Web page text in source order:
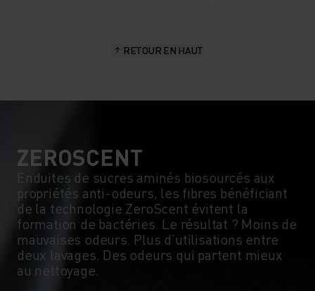
RETOUR EN HAUT
ZEROSCENT
Enduites de sucres aminés biosourcés aux
propriétés anti-odeurs, les fibres bénéficiant
de la technologie ZeroScent évitent la
formation de bactéries. Le résultat ? Moins de
mauvaises odeurs. Plus d’utilisations entre
deux lavages. Des odeurs qui partent mieux
au nettoyage.